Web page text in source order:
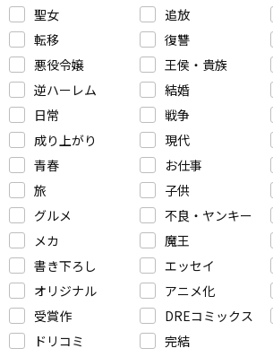
聖女
追放
転移
復讐
悪役令嬢
王侯・貴族
逆ハーレム
結婚
日常
戦争
成り上がり
現代
青春
お仕事
旅
子供
グルメ
不良・ヤンキー
メカ
魔王
書き下ろし
エッセイ
オリジナル
アニメ化
受賞作
DREコミックス
ドリコミ
完結